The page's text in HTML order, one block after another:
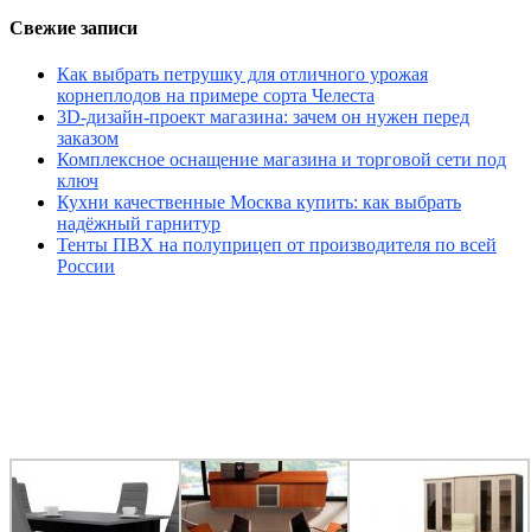
Свежие записи
Как выбрать петрушку для отличного урожая
корнеплодов на примере сорта Челеста
3D-дизайн-проект магазина: зачем он нужен перед
заказом
Комплексное оснащение магазина и торговой сети под
ключ
Кухни качественные Москва купить: как выбрать
надёжный гарнитур
Тенты ПВХ на полуприцеп от производителя по всей
России